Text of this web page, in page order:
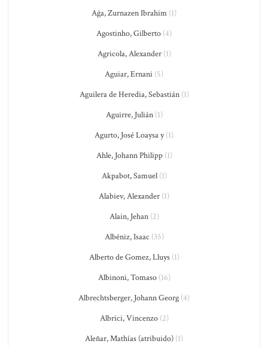
Ağa, Zurnazen Ibrahim (1)
Agostinho, Gilberto (4)
Agricola, Alexander(1)
Aguiar, Ernani (5)
Aguilera de Heredia, Sebastián(1)
Aguirre, Julián(1)
Agurto, José Loaysa y(1)
Ahle, Johann Philipp(1)
Akpabot, Samuel(1)
Alabiev, Alexander (1)
Alain, Jehan(2)
Albéniz, Isaac (35)
Alberto de Gomez, Lluys(1)
Albinoni, Tomaso(16)
Albrechtsberger, Johann Georg (4)
Albrici, Vincenzo(2)
Aleñar, Mathías (atribuido) (1)